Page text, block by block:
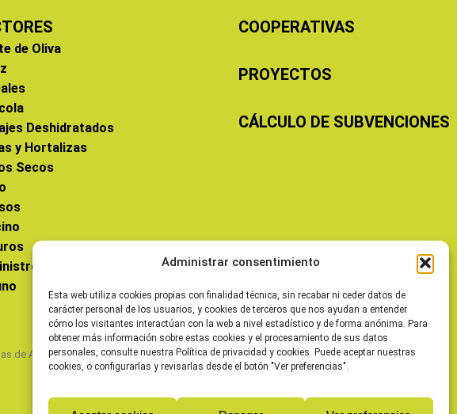
Administrar consentimiento
Esta web utiliza cookies propias con finalidad técnica, sin recabar ni ceder datos de
carácter personal de los usuarios, y cookies de terceros que nos ayudan a entender
cómo los visitantes interactúan con la web a nivel estadístico y de forma anónima. Para
obtener más información sobre estas cookies y el procesamiento de sus datos
personales, consulte nuestra Política de privacidad y cookies. Puede aceptar nuestras
cookies, o configurarlas y revisarlas desde el botón "Ver preferencias".
de Oliva
Deshidratados
y Hortalizas
Secos
COOPERATIVAS
PROYECTOS
CÁLCULO DE SUBVENCIONES
de Aragón